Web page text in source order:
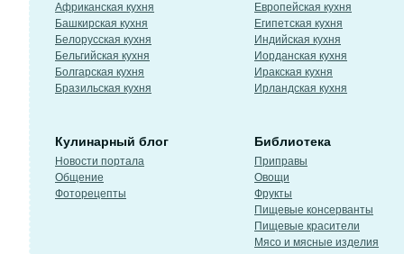
Африканская кухня
Башкирская кухня
Белорусская кухня
Бельгийская кухня
Болгарская кухня
Бразильская кухня
Европейская кухня
Египетская кухня
Индийская кухня
Иорданская кухня
Иракская кухня
Ирландская кухня
Кулинарный блог
Новости портала
Общение
Фоторецепты
Библиотека
Приправы
Овощи
Фрукты
Пищевые консерванты
Пищевые красители
Мясо и мясные изделия